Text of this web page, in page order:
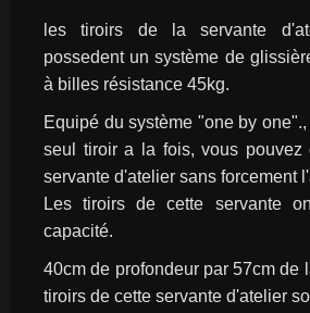
les tiroirs de la servante
possedent un système de
à billes résistance 45kg.
Equipé du système "one by
seul tiroir a la fois, vous pouvez
servante d'atelier sans forcement
Les tiroirs de cette servante
capacité.
40cm de profondeur par 57cm de
tiroirs de cette servante d'atelier